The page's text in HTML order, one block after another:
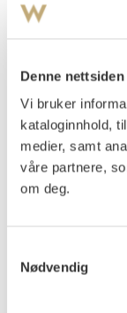
Denne
Vi bruker
kataloginnhold,
medier, samt
våre partnere,
om deg.
Nødvendig
Johnson,
Serigrafi med
28x18,5
Signert nede t.h.:
Nummerert
""Sommernatt" -
Vurdering
Auksjonert